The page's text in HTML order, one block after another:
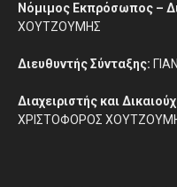
Νόμιμος Εκπρόσωπος –
ΧΟΥΤΖΟΥΜΗΣ
Διευθυντής Σύνταξης:
Διαχειριστής και
ΧΡΙΣΤΟΦΟΡΟΣ